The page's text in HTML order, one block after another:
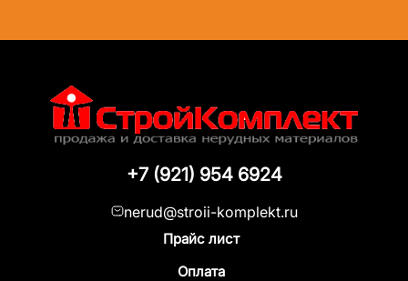
+7 (921) 954 6924
nerud@stroii-komplekt.ru
Прайс лист
Оплата